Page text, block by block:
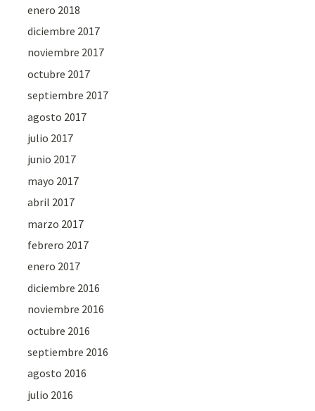
enero 2018
diciembre 2017
noviembre 2017
octubre 2017
septiembre 2017
agosto 2017
julio 2017
junio 2017
mayo 2017
abril 2017
marzo 2017
febrero 2017
enero 2017
diciembre 2016
noviembre 2016
octubre 2016
septiembre 2016
agosto 2016
julio 2016